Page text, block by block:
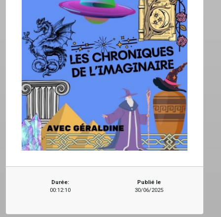
PROJETS
LOCATION STUDIO
L'ASSO
PUBLICITÉ
CONTACT
Durée:
00:12:10
Publié le
30/06/2025